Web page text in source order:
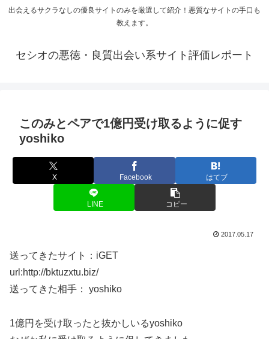
出会えるサクラなしの優良サイトのみを厳選して紹介！悪質なサイトの手口も
教えます。
セシオの悪徳・良質出会い系サイト評価レポート
このみとペアで1億円受け取るように促す
yoshiko
X Facebook はてブ
LINE コピー
2017.05.17
送ってきたサイト：iGET
url:http://bktuzxtu.biz/
送ってきた相手： yoshiko
1億円を受け取ったと抜かしいるyoshiko